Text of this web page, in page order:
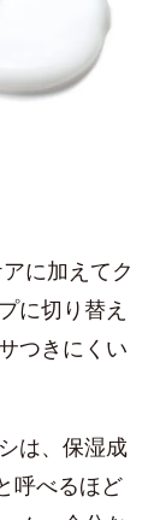
に加えてク
に切り替え
つきにくい
は、保湿成
呼べるほど